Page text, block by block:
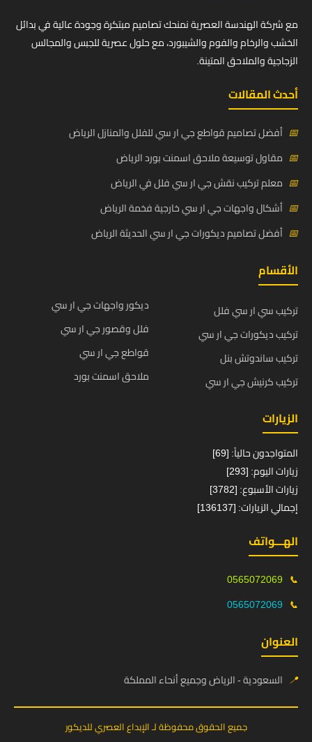
مع شركة الهندسة العصرية نمنحك تصاميم مبتكرة وجودة عالية في بدائل
الخشب والرخام والفوم والشيبورد، مع حلول عصرية للجبس والمجالس
الزجاجية والملاحق المتينة.
أحدث المقالات
📅 أفضل تصاميم قواطع جي ار سي للفلل والمنازل الرياض
📅 مقاول توسيعة ملاحق اسمنت بورد الرياض
📅 معلم تركيب نقش جي ار سي فلل في الرياض
📅 أشكال واجهات جي ار سي خارجية فخمة الرياض
📅 أفضل تصاميم ديكورات جي ار سي الحديثة الرياض
الأقسام
تركيب سي ار سي فلل
تركيب ديكورات جي ار سي
تركيب ساندوتش بنل
تركيب كرنيش جي ار سي
ديكور واجهات جي ار سي
فلل وقصور جي ار سي
قواطع جي ار سي
ملاحق اسمنت بورد
الزيارات
المتواجدون حالياً: [69]
زيارات اليوم: [293]
زيارات الأسبوع: [3782]
إجمالي الزيارات: [136137]
الهـــواتف
📞
0565072069
📞
0565072069
العنوان
📍 السعودية - الرياض وجميع أنحاء المملكة
جميع الحقوق محفوظة لـ الإبداع العصري للديكور